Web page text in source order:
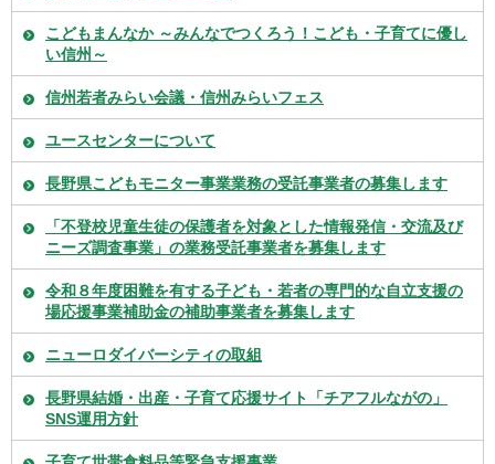
こどもまんなか ～みんなでつくろう！こども・子育てに優し
い信州～
信州若者みらい会議・信州みらいフェス
ユースセンターについて
長野県こどもモニター事業業務の受託事業者の募集します
「不登校児童生徒の保護者を対象とした情報発信・交流及び
ニーズ調査事業」の業務受託事業者を募集します
令和８年度困難を有する子ども・若者の専門的な自立支援の
場応援事業補助金の補助事業者を募集します
ニューロダイバーシティの取組
長野県結婚・出産・子育て応援サイト「チアフルながの」
SNS運用方針